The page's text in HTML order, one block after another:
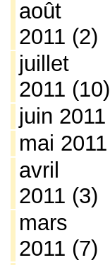
août
2011 (2)
juillet
2011 (10)
juin 2011
mai 2011
avril
2011 (3)
mars
2011 (7)